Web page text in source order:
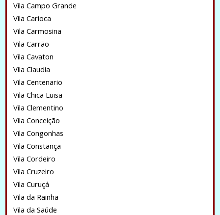
Vila Campo Grande
Vila Carioca
Vila Carmosina
Vila Carrão
Vila Cavaton
Vila Claudia
Vila Centenario
Vila Chica Luisa
Vila Clementino
Vila Conceição
Vila Congonhas
Vila Constança
Vila Cordeiro
Vila Cruzeiro
Vila Curuçá
Vila da Rainha
Vila da Saúde